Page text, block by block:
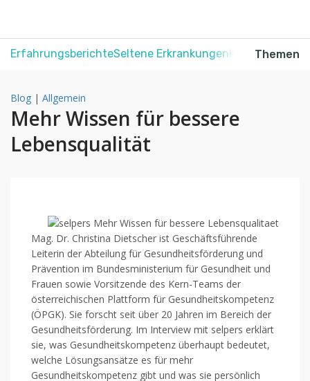
ErfahrungsberichteSeltene ErkrankungenKrebsThemen
Blog | Allgemein
Mehr Wissen für bessere
Lebensqualität
Mag. Dr. Christina Dietscher ist Geschäftsführende
Leiterin der Abteilung für Gesundheitsförderung und
Prävention im Bundesministerium für Gesundheit und
Frauen sowie Vorsitzende des Kern-Teams der
österreichischen Plattform für Gesundheitskompetenz
(ÖPGK). Sie forscht seit über 20 Jahren im Bereich der
Gesundheitsförderung. Im Interview mit selpers erklärt
sie, was Gesundheitskompetenz überhaupt bedeutet,
welche Lösungsansätze es für mehr
Gesundheitskompetenz gibt und was sie persönlich